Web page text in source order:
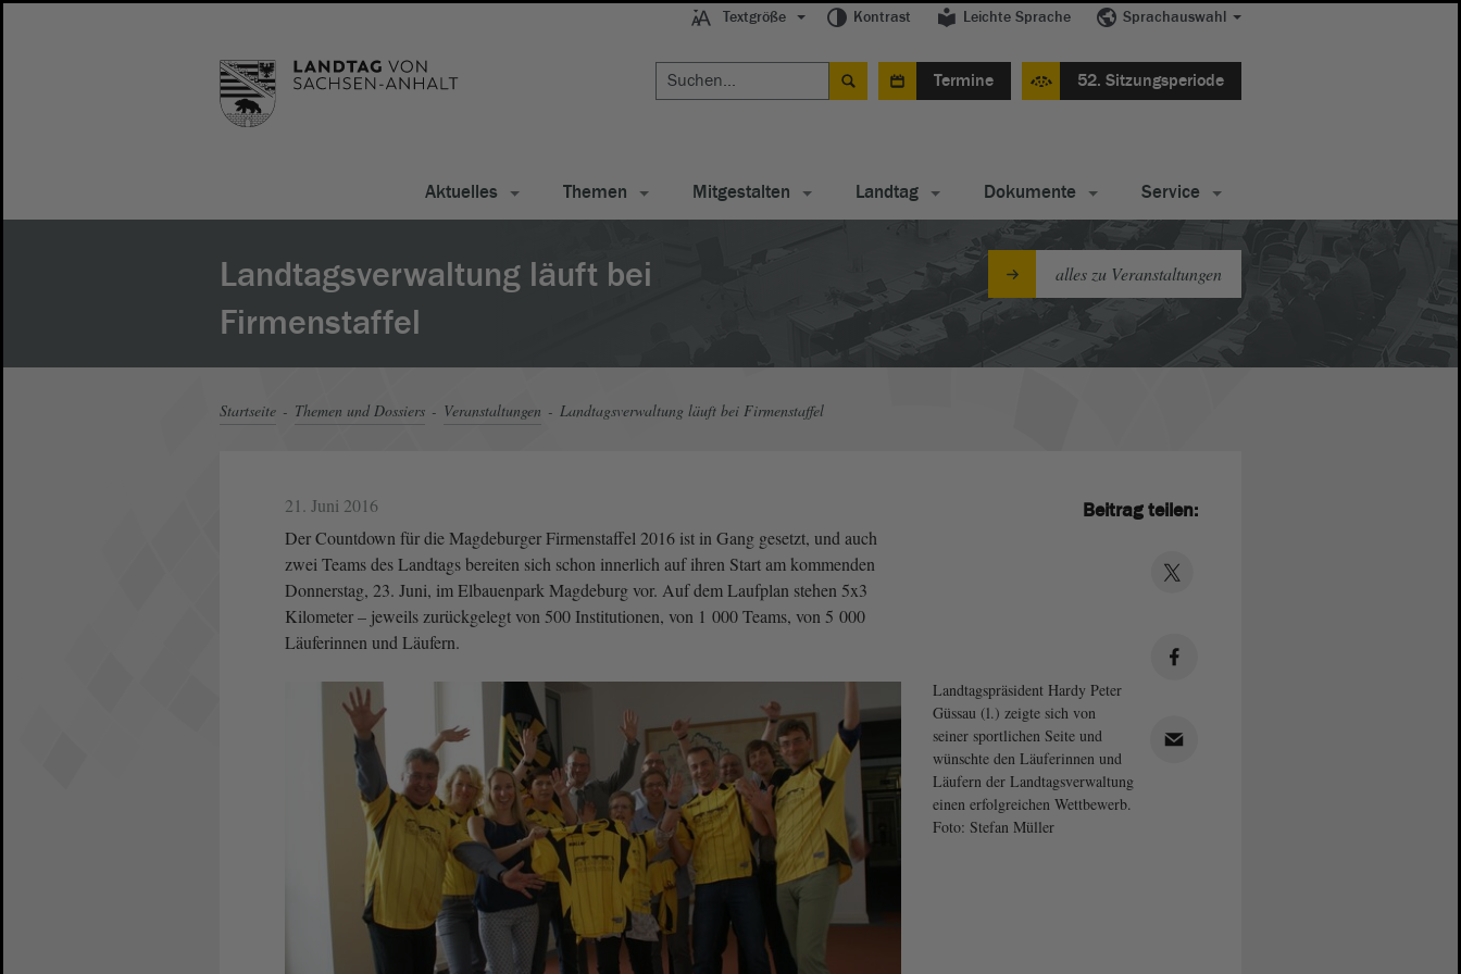
Textgröße Kontrast Leichte Sprache Sprachauswahl
Termine 52. Sitzungsperiode
Aktuelles Themen Mitgestalten Landtag Dokumente Service
Landtagsverwaltung läuft bei
Firmenstaffel
alles zu Veranstaltungen
Startseite Themen und Dossiers Veranstaltungen Landtagsverwaltung läuft bei Firmenstaffel
21. Juni 2016
Der Countdown für die Magdeburger Firmenstaffel 2016 ist in Gang gesetzt, und auch
zwei Teams des Landtags bereiten sich schon innerlich auf ihren Start am kommenden
Donnerstag, 23. Juni, im Elbauenpark Magdeburg vor. Auf dem Laufplan stehen 5x3
Kilometer – jeweils zurückgelegt von 500 Institutionen, von 1 000 Teams, von 5 000
Läuferinnen und Läufern.
Landtagspräsident Hardy Peter
Güssau (l.) zeigte sich von
seiner sportlichen Seite und
wünschte den Läuferinnen und
Läufern der Landtagsverwaltung
einen erfolgreichen Wettbewerb.
Foto: Stefan Müller
Beitrag teilen: